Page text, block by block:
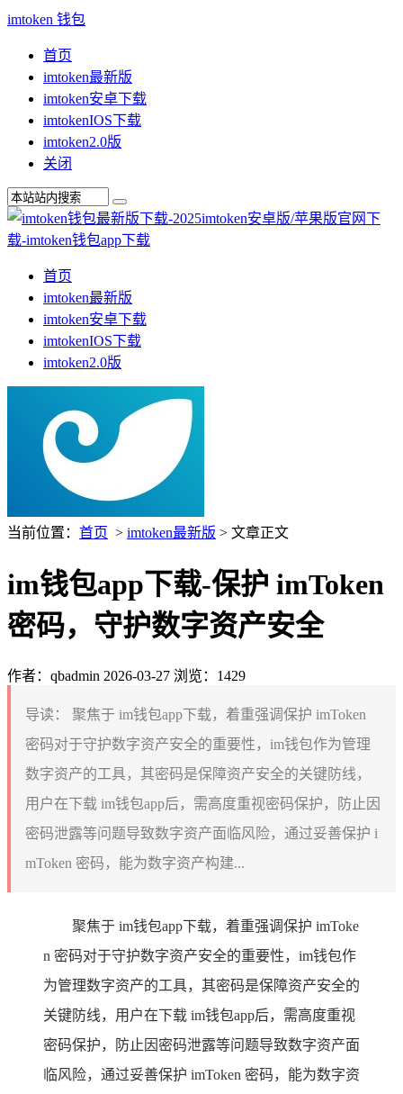
imtoken 钱包
首页
imtoken最新版
imtoken安卓下载
imtokenIOS下载
imtoken2.0版
关闭
首页
imtoken最新版
imtoken安卓下载
imtokenIOS下载
imtoken2.0版
当前位置： 首页 > imtoken最新版 > 文章正文
im钱包app下载-保护 imToken
密码，守护数字资产安全
作者：qbadmin 2026-03-27 浏览：1429
导读：
聚焦于 im钱包app下载，着重强调保护 imToken
密码对于守护数字资产安全的重要性，im钱包作为管理
数字资产的工具，其密码是保障资产安全的关键防线，
用户在下载 im钱包app后，需高度重视密码保护，防止因
密码泄露等问题导致数字资产面临风险，通过妥善保护 i
mToken 密码，能为数字资产构建...
聚焦于 im钱包app下载，着重强调保护 imToke
n 密码对于守护数字资产安全的重要性，im钱包作
为管理数字资产的工具，其密码是保障资产安全的
关键防线，用户在下载 im钱包app后，需高度重视
密码保护，防止因密码泄露等问题导致数字资产面
临风险，通过妥善保护 imToken 密码，能为数字资